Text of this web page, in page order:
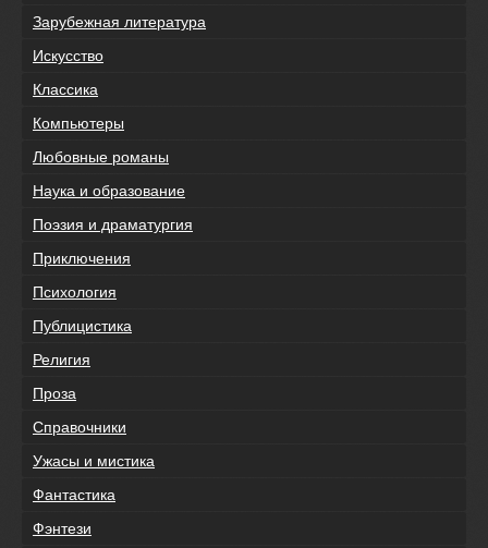
Зарубежная литература
Искусство
Классика
Компьютеры
Любовные романы
Наука и образование
Поэзия и драматургия
Приключения
Психология
Публицистика
Религия
Проза
Справочники
Ужасы и мистика
Фантастика
Фэнтези